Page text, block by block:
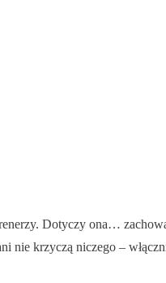
Dotyczy ona…
krzyczą niczego –